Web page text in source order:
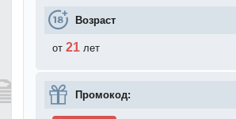
Возраст
от 21 лет
Промокод: